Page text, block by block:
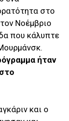
στο
Νοέμβριο
που κάλυπτε
ήταν
και ο